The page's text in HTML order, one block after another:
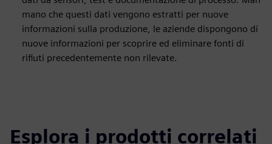
mano che questi dati vengono estratti per nuove
informazioni sulla produzione, le aziende dispongono di
nuove informazioni per scoprire ed eliminare fonti di
rifiuti precedentemente non rilevate.
Esplora i prodotti correlati